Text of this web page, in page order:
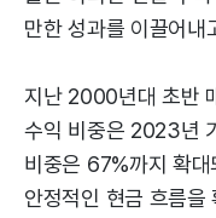
만한 성과를 이끌어내
지난 2000년대 초반
수익 비중은 2023년
비중은 67%까지 확
안정적인 현금 흐름을